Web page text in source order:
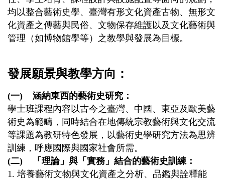
均以整合藝術史學、臺灣有形文化資產古物、無形文
化資產之傳藝與民俗、文物保存維護以及文化藝術與
管理（如博物館學等）之教學與發展為目標。
發展願景與教學方向：
(一) 涵納東西的藝術史研究：
學士班課程內容以古今之臺灣、中國、東亞及歐美藝
術史為範疇，同時結合在地傳統宗教藝術與文化交流
等課題為教研特色發展，以藝術史學研究方法為思辨
訓練，呼應國際與國家社會所需。
(二) 「理論」與「實務」結合的藝術史訓練：
1. 培養藝術文物與文化資產之分析、品鑑與詮釋能